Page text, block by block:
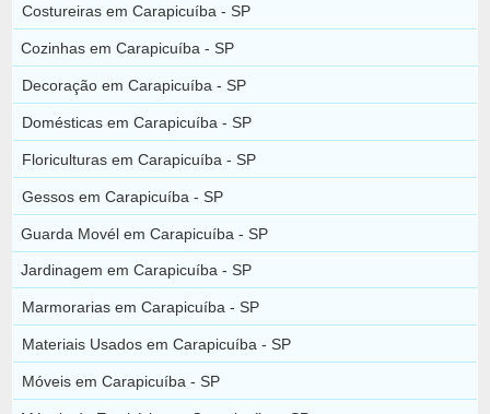
Costureiras em Carapicuíba - SP
Cozinhas em Carapicuíba - SP
Decoração em Carapicuíba - SP
Domésticas em Carapicuíba - SP
Floriculturas em Carapicuíba - SP
Gessos em Carapicuíba - SP
Guarda Movél em Carapicuíba - SP
Jardinagem em Carapicuíba - SP
Marmorarias em Carapicuíba - SP
Materiais Usados em Carapicuíba - SP
Móveis em Carapicuíba - SP